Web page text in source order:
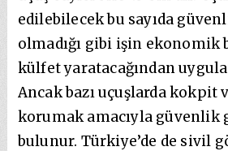
edilebilecek bu sayıda
olmadığı gibi işin ekonomik
külfet yaratacağından
Ancak bazı uçuşlarda kokpit
korumak amacıyla güvenlik
bulunur. Türkiye’de de sivil